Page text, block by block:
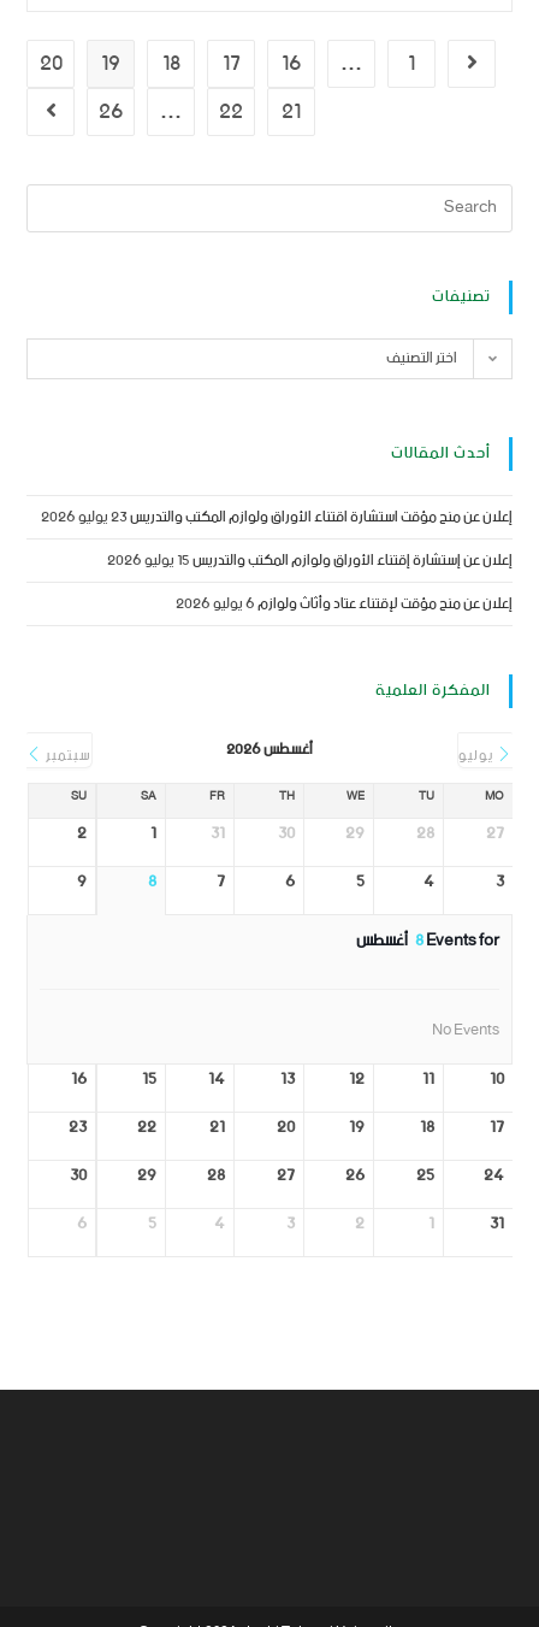
1
…
16
17
18
19
20
21
22
…
26
تصنيفات
اختر التصنيف
أحدث المقالات
إعلان عن منح مؤقت استشارة اقتناء الأوراق ولوازم المكتب والتدريس23 يوليو 2026
إعلان عن إستشارة إقتناء الأوراق ولوازم المكتب والتدريس15 يوليو 2026
إعلان عن منح مؤقت لإقتناء عتاد وأثاث ولوازم6 يوليو 2026
المفكرة العلمية
يوليو أغسطس 2026 سبتمبر
MO
TU
WE
TH
FR
SA
SU
27
28
29
30
31
1
2
3
4
5
6
7
8
9
Events for
8أغسطس
No Events
10
11
12
13
14
15
16
17
18
19
20
21
22
23
24
25
26
27
28
29
30
31
1
2
3
4
5
6